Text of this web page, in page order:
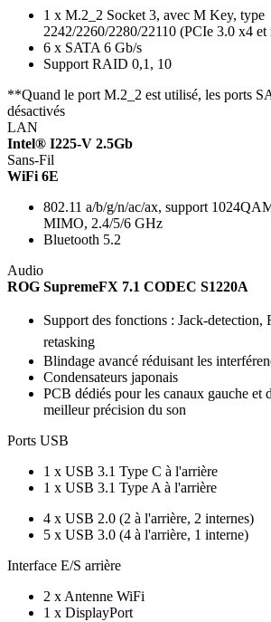
1 x M.2_2 Socket 3, avec M Key, type
2242/2260/2280/22110 (PCIe 3.0 x4
6 x SATA 6 Gb/s
Support RAID 0,1, 10
**Quand le port M.2_2 est utilisé, les ports
désactivés
LAN
Intel® I225-V 2.5Gb
Sans-Fil
WiFi 6E
802.11 a/b/g/n/ac/ax, support
MIMO, 2.4/5/6 GHz
Bluetooth 5.2
Audio
ROG SupremeFX 7.1 CODEC S1220A
Support des fonctions : Jack-detection,
retasking
Blindage avancé réduisant les
Condensateurs japonais
PCB dédiés pour les canaux gauche et
meilleur précision du son
Ports USB
1 x USB 3.1 Type C à l'arrière
1 x USB 3.1 Type A à l'arrière
4 x USB 2.0 (2 à l'arrière, 2 internes)
5 x USB 3.0 (4 à l'arrière, 1 interne)
Interface E/S arrière
2 x Antenne WiFi
1 x DisplayPort